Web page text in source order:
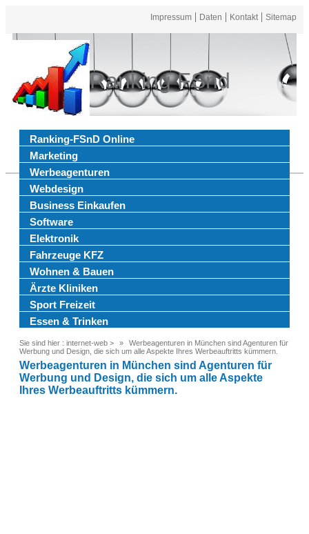
Impressum Daten Kontakt Sitemap
Ranking FSnd
Ranking-FSnD Online
Marketing
Werbeagenturen
Webdesign
Business Einkaufen
Software
Elektronik
Fahrzeuge KFZ
Wohnen & Bauen
Ärzte Kliniken
Sport Freizeit
Essen & Trinken
Sie sind hier : internet-web >
Werbeagenturen in München sind Agenturen für
Werbung und Design, die sich um alle Aspekte Ihres Werbeauftritts kümmern.
Werbeagenturen in München sind Agenturen für
Werbung und Design, die sich um alle Aspekte
Ihres Werbeauftritts kümmern.